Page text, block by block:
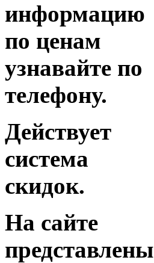
информацию
по ценам
узнавайте по
телефону.
Действует
система
скидок.
На сайте
представлены